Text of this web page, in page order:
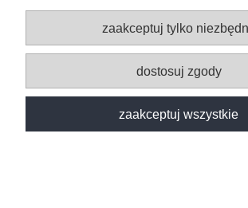
zaakceptuj tylko
dostosuj zgody
zaakceptuj wszystkie